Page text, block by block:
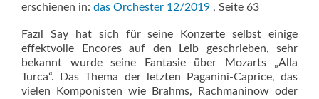
erschienen in: das Orchester 12/2019 , Seite 63
Fazıl Say hat sich für seine Konzerte selbst einige
effektvolle Encores auf den Leib geschrieben, sehr
bekannt wurde seine Fantasie über Mozarts „Alla
Turca“. Das Thema der letzten Paganini-Caprice, das
vielen Komponisten wie Brahms, Rachmaninow oder